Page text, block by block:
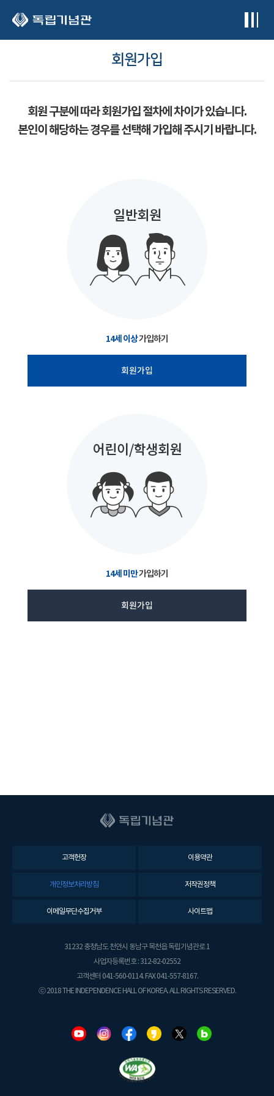
회원가입
회원 구분에 따라 회원가입 절차에 차이가 있습니다.
본인이 해당하는 경우를 선택해 가입해 주시기 바랍니다.
14세 이상가입하기
회원가입
14세 미만가입하기
회원가입
고객헌장 이용약관
개인정보처리방침 저작권정책
이메일무단수집거부 사이트맵
31232 충청남도 천안시 동남구 목천읍 독립기념관로 1
사업자등록번호 : 312-82-02552
고객센터 041-560-0114. FAX 041-557-8167.
ⓒ 2018 THE INDEPENDENCE HALL OF KOREA. ALL RIGHTS RESERVED.